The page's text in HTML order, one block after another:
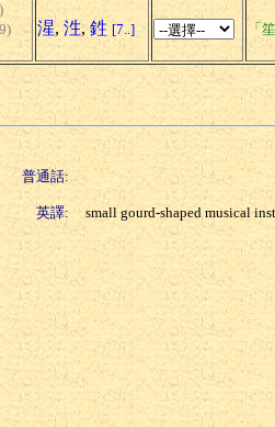
湦, 泩, 鉎 [7..] 「
普通話:
英譯: small gourd-shaped musical